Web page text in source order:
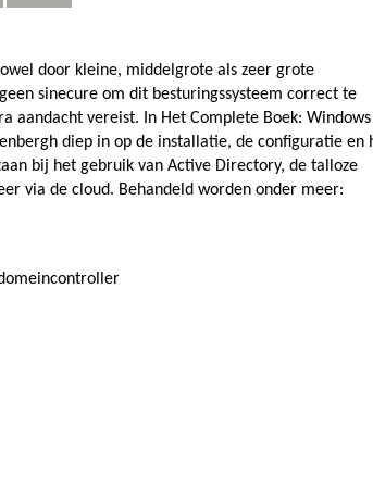
door kleine, middelgrote als zeer grote
sinecure om dit besturingssysteem correct te
aandacht vereist. In Het Complete Boek: Windows
diep in op de installatie, de configuratie en
bij het gebruik van Active Directory, de talloze
via de cloud. Behandeld worden onder meer: